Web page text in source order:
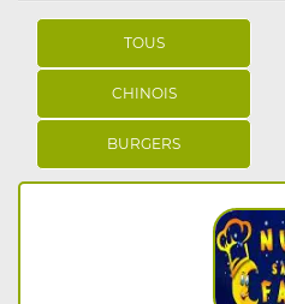
TOUS
CHINOIS
BURGERS